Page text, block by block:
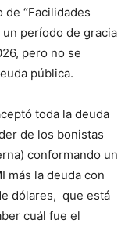
“Facilidades
un período de gracia
pero no se
pública.
toda la deuda
de los bonistas
conformando un
más la deuda con
dólares, que está
cuál fue el